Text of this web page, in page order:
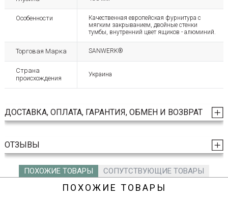
Особенности
Качественная европейская фурнитура с
мягким закрыванием, двойные стенки
тумбы, внутренний цвет ящиков - алюминий.
Торговая Марка SANWERK®
Страна
происхождения
Украина
ДОСТАВКА, ОПЛАТА, ГАРАНТИЯ, ОБМЕН И ВОЗВРАТ
ОТЗЫВЫ
ПОХОЖИЕ ТОВАРЫ СОПУТСТВУЮЩИЕ ТОВАРЫ
ПОХОЖИЕ ТОВАРЫ